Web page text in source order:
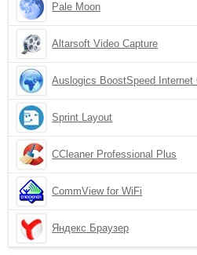
Pale Moon
Altarsoft Video Capture
Auslogics BoostSpeed Internet
Sprint Layout
CCleaner Professional Plus
CommView for WiFi
Яндекс Браузер